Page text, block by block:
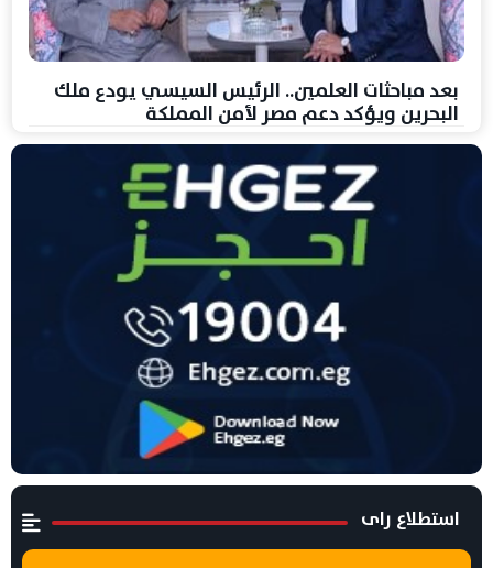
بعد مباحثات العلمين.. الرئيس السيسي يودع ملك
البحرين ويؤكد دعم مصر لأمن المملكة
استطلاع راى